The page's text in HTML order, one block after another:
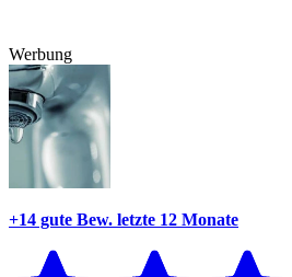
Werbung
+14 gute Bew. letzte 12 Monate